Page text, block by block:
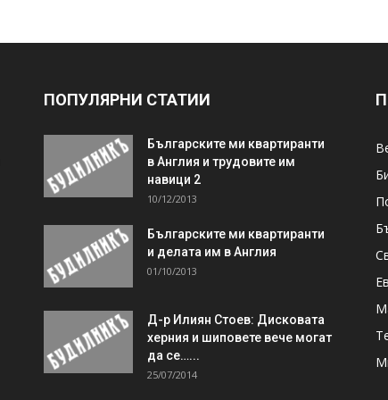
ПОПУЛЯРНИ СТАТИИ
Българските ми квартиранти
в Англия и трудовите им
навици 2
10/12/2013
Българските ми квартиранти
и делата им в Англия
01/10/2013
Д-р Илиян Стоев: Дисковата
херния и шиповете вече могат
да се…...
25/07/2014